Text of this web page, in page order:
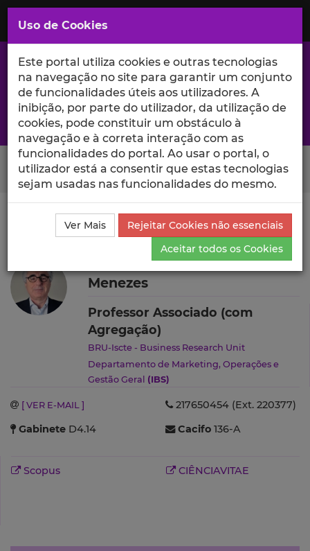
Saltar
para
Conteúdo
Principal
A excelência da investigação e ciência no Iscte
Search Button
Ciência_Iscte Autores
João Carlos Rosmaninho de
Currículo
João Carlos Rosmaninho de
Menezes
Professor Associado (com
Agregação)
BRU-Iscte - Business Research Unit
Departamento de Marketing, Operações e
Gestão Geral (IBS)
[ VER E-MAIL ]
217650454 (Ext. 220377)
Gabinete D4.14 Cacifo 136-A
Scopus CIÊNCIAVITAE
Uso de Cookies
Este portal utiliza cookies e outras tecnologias
na navegação no site para garantir um conjunto
de funcionalidades úteis aos utilizadores. A
inibição, por parte do utilizador, da utilização de
cookies, pode constituir um obstáculo à
navegação e à correta interação com as
funcionalidades do portal. Ao usar o portal, o
utilizador está a consentir que estas tecnologias
sejam usadas nas funcionalidades do mesmo.
Ver Mais
Rejeitar Cookies não essenciais
Aceitar todos os Cookies